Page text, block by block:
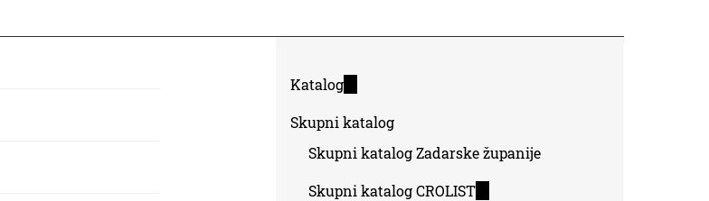
Katalog(link
external)
Skupni katalog
Skupni katalog Zadarske županije
Skupni katalog CROLIST(link